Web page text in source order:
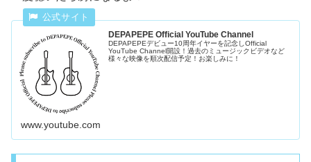
DEPAPEPE Official YouTube Channel
DEPAPEPEデビュー10周年イヤーを記念しOfficial
YouTube Channel開設！過去のミュージックビデオなど
様々な映像を順次配信予定！お楽しみに！
www.youtube.com